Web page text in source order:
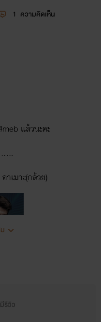
1 ความคิดเห็น
แล้วนะคะ
าเมาะ(กล้วย)
รีวิว